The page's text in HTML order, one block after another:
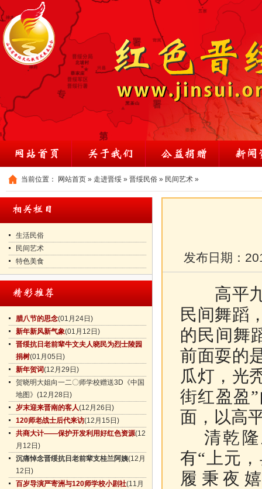
当前位置： 网站首页 » 走进晋绥 » 晋绥民俗 » 民间艺术 »
生活民俗
民间艺术
特色美食
腊八节的思念(01月24日)
新年新风新气象(01月12日)
晋绥抗日老前辈牛文夫人晓民为烈士陵园
捐树(01月05日)
新年贺词(12月29日)
贺晓明大姐向一二〇师学校赠送3D《中国
地图》 (12月28日)
岁末迎来晋南的客人(12月26日)
120师老战士后代来访(12月15日)
共商大计——保护开发利用好红色资源(12
月12日)
沉痛悼念晋绥抗日老前辈支桂兰阿姨(12月
12日)
百岁导演严寄洲与120师学校小剧社(11月
发布日期：
高平九
民间舞蹈
的民间舞
前面耍的
瓜灯，光
街红盈盈
面，以高
清乾隆
有“上元
履秉夜